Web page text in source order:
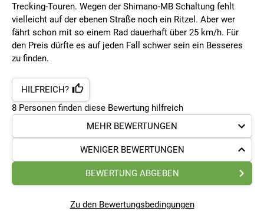
Trecking-Touren. Wegen der Shimano-MB Schaltung fehlt
vielleicht auf der ebenen Straße noch ein Ritzel. Aber wer
fährt schon mit so einem Rad dauerhaft über 25 km/h. Für
den Preis dürfte es auf jeden Fall schwer sein ein Besseres
zu finden.
HILFREICH?
8 Personen finden diese Bewertung hilfreich
MEHR BEWERTUNGEN
WENIGER BEWERTUNGEN
BEWERTUNG ABGEBEN
Zu den Bewertungsbedingungen